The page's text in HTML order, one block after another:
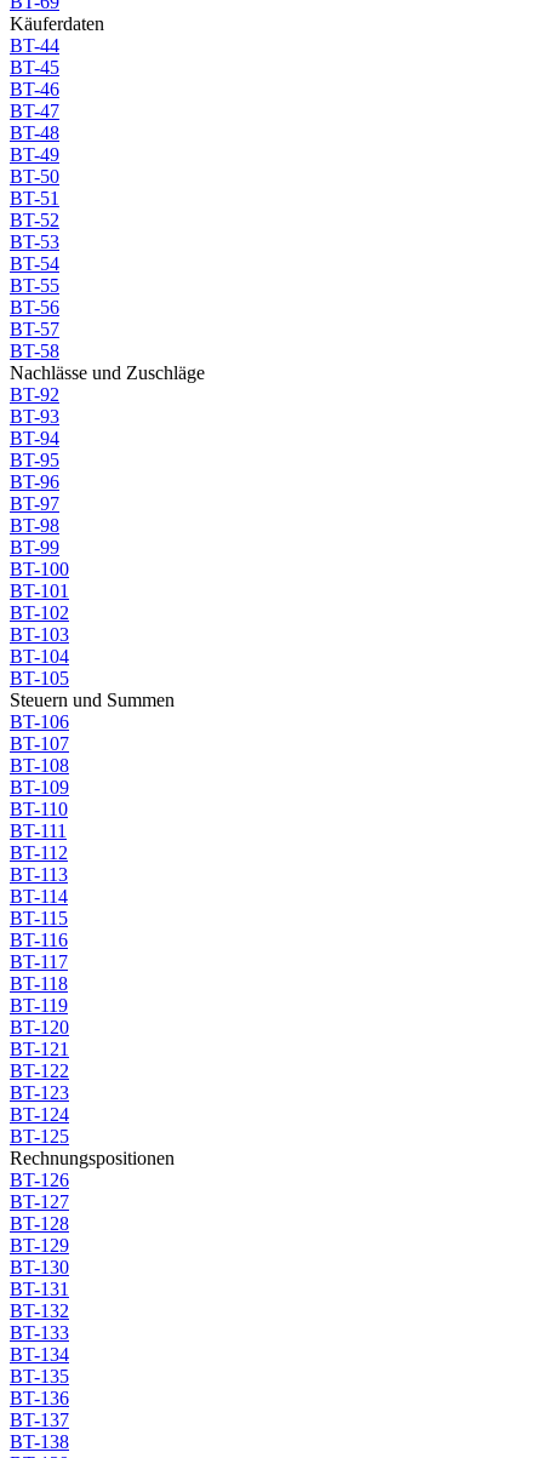
Käuferdaten
BT-44
BT-45
BT-46
BT-47
BT-48
BT-49
BT-50
BT-51
BT-52
BT-53
BT-54
BT-55
BT-56
BT-57
BT-58
Nachlässe und Zuschläge
BT-92
BT-93
BT-94
BT-95
BT-96
BT-97
BT-98
BT-99
BT-100
BT-101
BT-102
BT-103
BT-104
BT-105
Steuern und Summen
BT-106
BT-107
BT-108
BT-109
BT-110
BT-111
BT-112
BT-113
BT-114
BT-115
BT-116
BT-117
BT-118
BT-119
BT-120
BT-121
BT-122
BT-123
BT-124
BT-125
Rechnungspositionen
BT-126
BT-127
BT-128
BT-129
BT-130
BT-131
BT-132
BT-133
BT-134
BT-135
BT-136
BT-137
BT-138